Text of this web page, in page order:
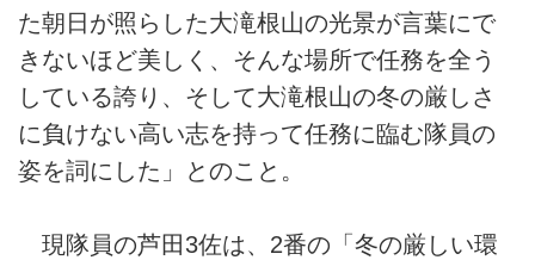
た朝日が照らした大滝根山の光景が言葉にで
きないほど美しく、そんな場所で任務を全う
している誇り、そして大滝根山の冬の厳しさ
に負けない高い志を持って任務に臨む隊員の
姿を詞にした」とのこと。
現隊員の芦田3佐は、2番の「冬の厳しい環